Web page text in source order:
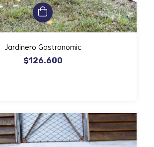
Jardinero Gastronomic
$126.600